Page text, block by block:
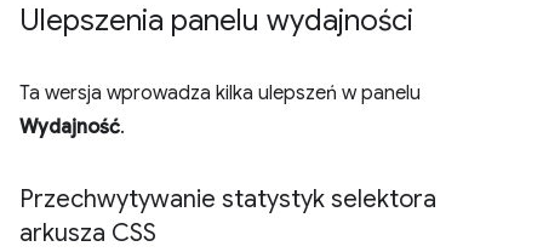
Ulepszenia panelu wydajności
Ta wersja wprowadza kilka ulepszeń w panelu
Wydajność.
Przechwytywanie statystyk selektora
arkusza CSS